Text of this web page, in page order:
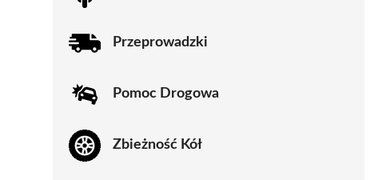
Przeprowadzki
Pomoc Drogowa
Zbieżność Kół